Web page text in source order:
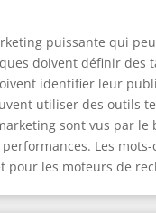
puissante qui
doivent définir
identifier leur
utiliser des outils
sont vus par
Les
les moteurs de